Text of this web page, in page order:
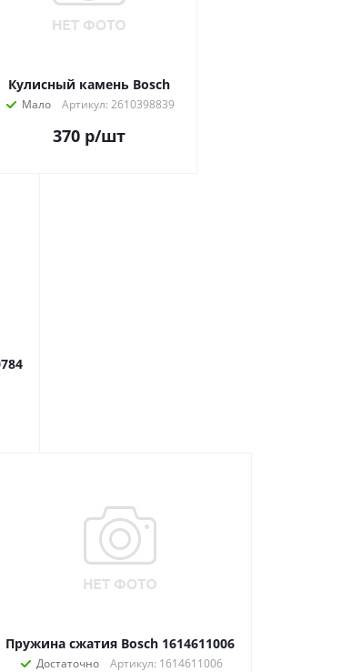
Кулисный камень Bosch
Мало Артикул: 2610398839
370 р/шт
Пружина сжатия Bosch 1614611006
Достаточно Артикул: 1614611006